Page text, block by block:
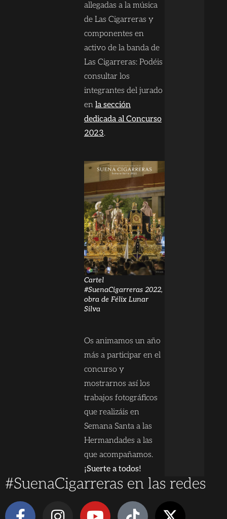
allegadas a la música
de Las Cigarreras y
componentes en
activo de la banda de
Las Cigarreras: Podéis
consultar los
integrantes del jurado
en la sección
dedicada al Concurso
2023.
Cartel
#SuenaCigarreras 2022,
obra de Félix Lunar
Silva
Os animamos un año
más a participar en el
concurso y
mostrarnos así los
trabajos fotográficos
que realizáis en
Semana Santa a las
Hermandades a las
que acompañamos.
¡Suerte a todos!
#SuenaCigarreras en las redes